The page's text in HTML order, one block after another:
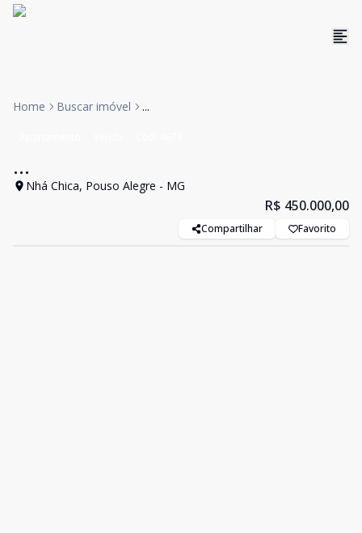
Home Buscar imóvel ...
...
Nhá Chica, Pouso Alegre - MG
R$ 450.000,00
Compartilhar Favorito